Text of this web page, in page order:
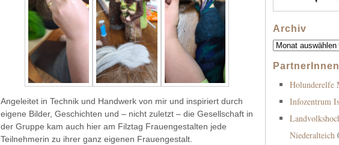
Angeleitet in Technik und Handwerk von mir und inspiriert durch
eigene Bilder, Geschichten und – nicht zuletzt – die Gesellschaft in
der Gruppe kam auch hier am Filztag Frauengestalten jede
Teilnehmerin zu ihrer ganz eigenen Frauengestalt.
Archiv
Archiv
PartnerInnen
Holunderelfe
Infozentrum
Niederalteich